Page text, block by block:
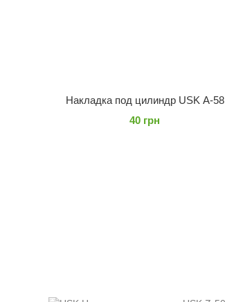
Накладка под цилиндр USK A-58
40 грн